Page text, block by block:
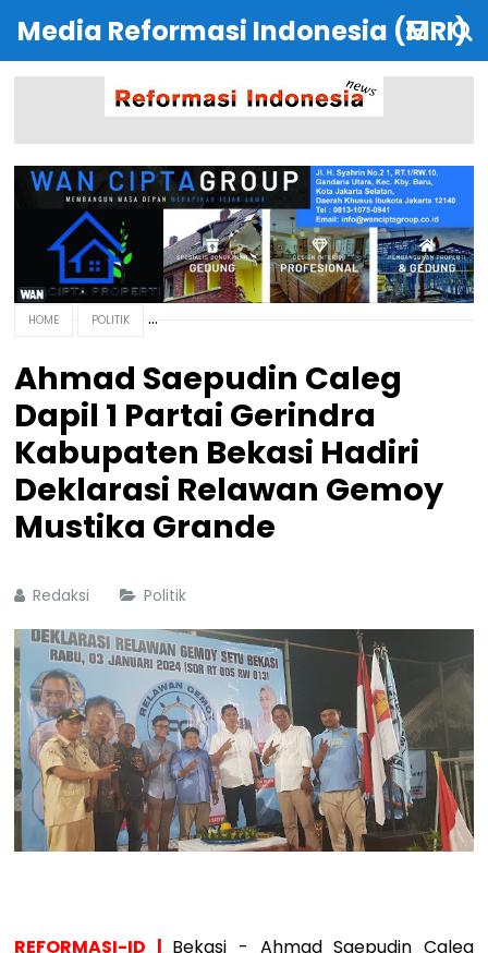
Media Reformasi Indonesia (MRI)
HOME POLITIK
Ahmad Saepudin Caleg
Dapil 1 Partai Gerindra
Kabupaten Bekasi Hadiri
Deklarasi Relawan Gemoy
Mustika Grande
Redaksi Politik
REFORMASI-ID | Bekasi - Ahmad Saepudin Caleg